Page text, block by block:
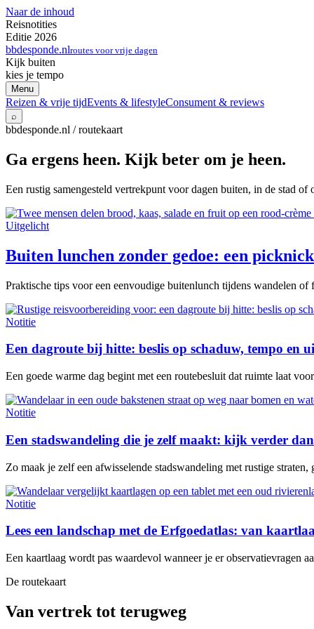
Naar de inhoud
Reisnotities
Editie 2026
bbdesponde.nlroutes voor vrije dagen
Kijk buiten
kies je tempo
Menu
Reizen & vrije tijdEvents & lifestyleConsument & reviews
⌕
bbdesponde.nl / routekaart
Ga ergens heen. Kijk beter om je heen.
Een rustig samengesteld vertrekpunt voor dagen buiten, in de stad
Uitgelicht
Buiten lunchen zonder gedoe: een
Praktische tips voor een eenvoudige buitenlunch tijdens wandelen
Notitie
Een dagroute bij hitte: beslis op schaduw, tempo en
Een goede warme dag begint met een routebesluit dat ruimte laat
Notitie
Een stadswandeling die je zelf maakt: kijk verder
Zo maak je zelf een afwisselende stadswandeling met rustige
Notitie
Lees een landschap met de Erfgoedatlas: van
Een kaartlaag wordt pas waardevol wanneer je er observatievragen
De routekaart
Van vertrek tot terugweg